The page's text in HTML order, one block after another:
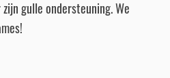
gulle ondersteuning. We